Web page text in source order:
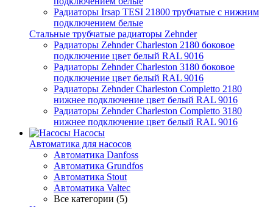
Радиаторы Irsap TESI 21800 трубчатые с нижним
подключением белые
Стальные трубчатые радиаторы Zehnder
Радиаторы Zehnder Charleston 2180 боковое
подключение цвет белый RAL 9016
Радиаторы Zehnder Charleston 3180 боковое
подключение цвет белый RAL 9016
Радиаторы Zehnder Charleston Completto 2180
нижнее подключение цвет белый RAL 9016
Радиаторы Zehnder Charleston Completto 3180
нижнее подключение цвет белый RAL 9016
Насосы
Автоматика для насосов
Автоматика Danfoss
Автоматика Grundfos
Автоматика Stout
Автоматика Valtec
Все категории (5)